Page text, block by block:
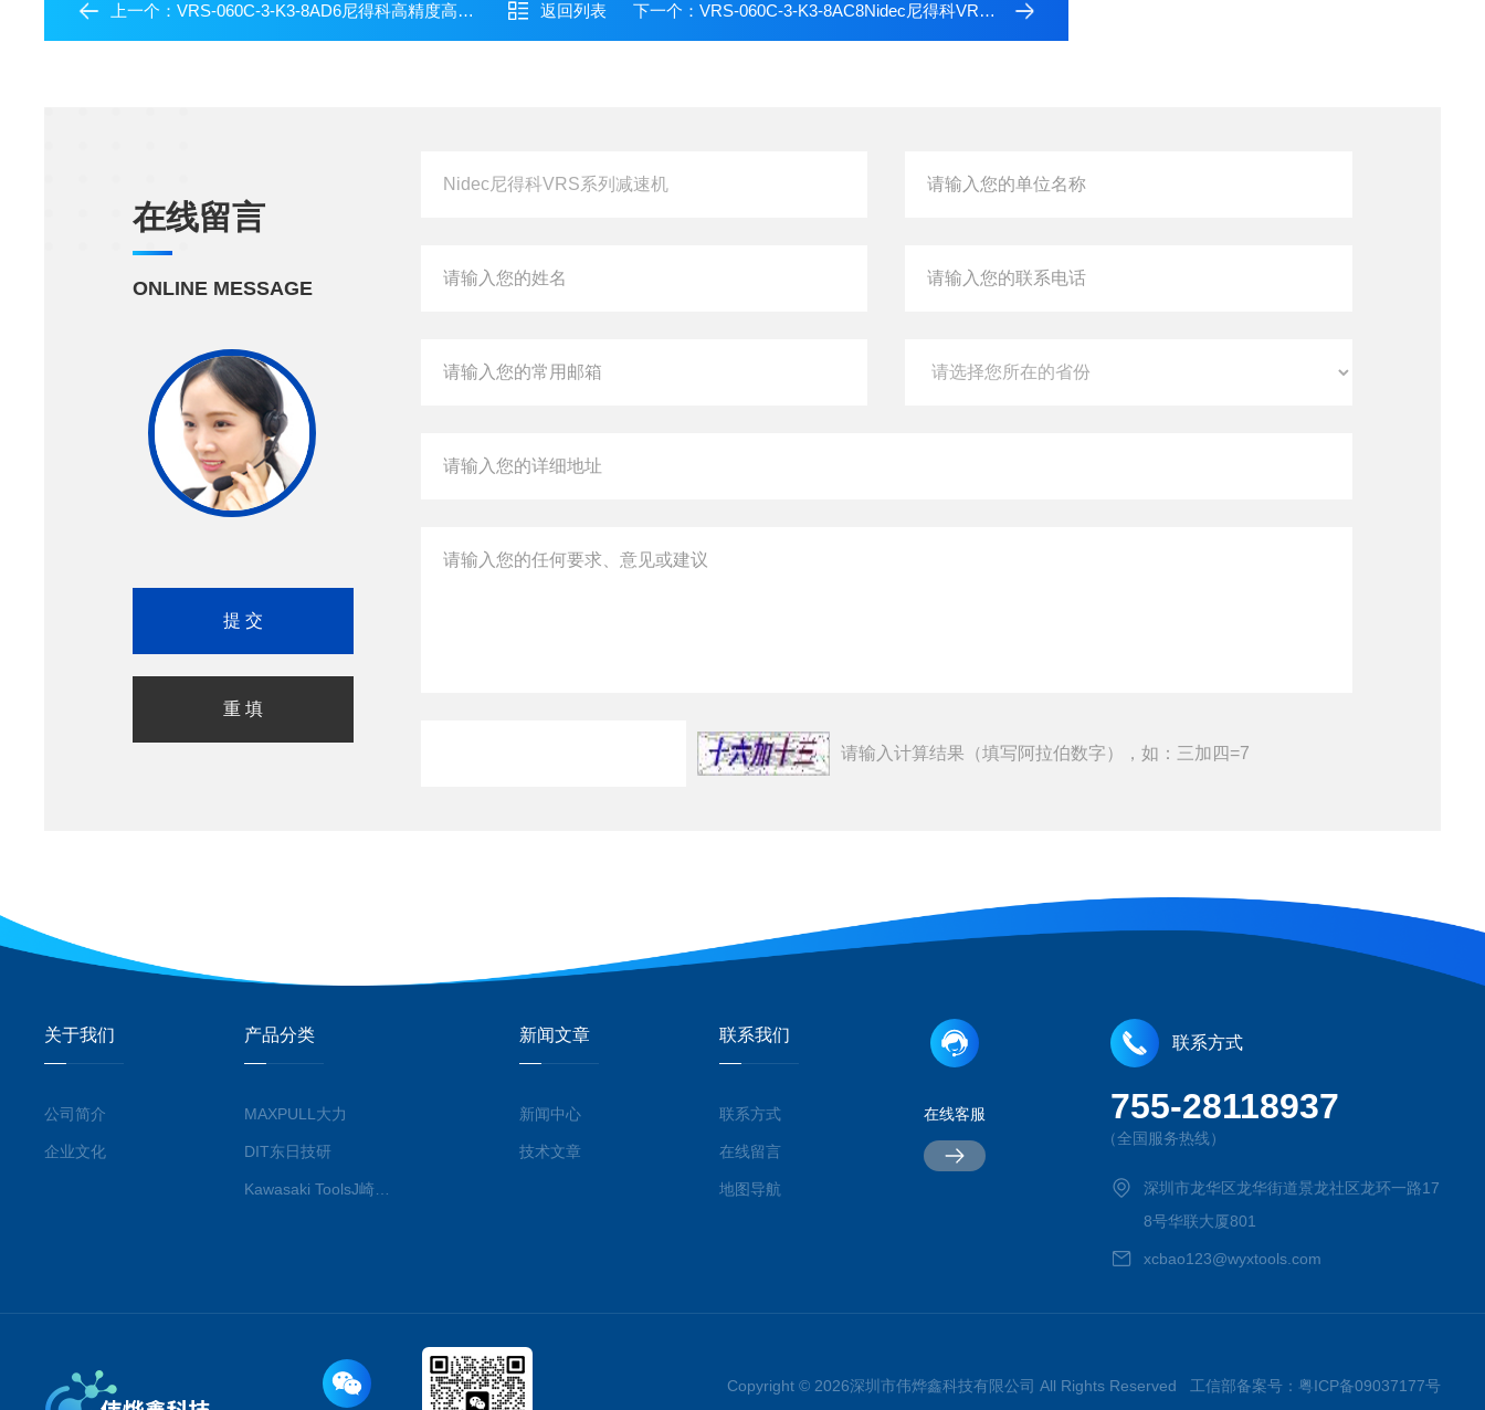
上一个：VRS-060C-3-K3-8AD6尼得科高精度高刚性高扭矩减速机 返回列表 下一个： VRS-060C-3-K3-8AC8Nidec尼得科VRS系列减速机
在线留言
ONLINE MESSAGE
请输入计算结果（填写阿拉伯数字），如：三加四=7
关于我们
公司简介
企业文化
产品分类
MAXPULL大力
DIT东日技研
Kawasaki ToolsJ崎工具
新闻文章
新闻中心
技术文章
联系我们
联系方式
在线留言
地图导航
在线客服
联系方式
755-28118937
（全国服务热线）
深圳市龙华区龙华街道景龙社区龙环一路17
8号华联大厦801
xcbao123@wyxtools.com
Copyright © 2026深圳市伟烨鑫科技有限公司 All Rights Reserved 工信部备案号： 粤ICP备09037177号